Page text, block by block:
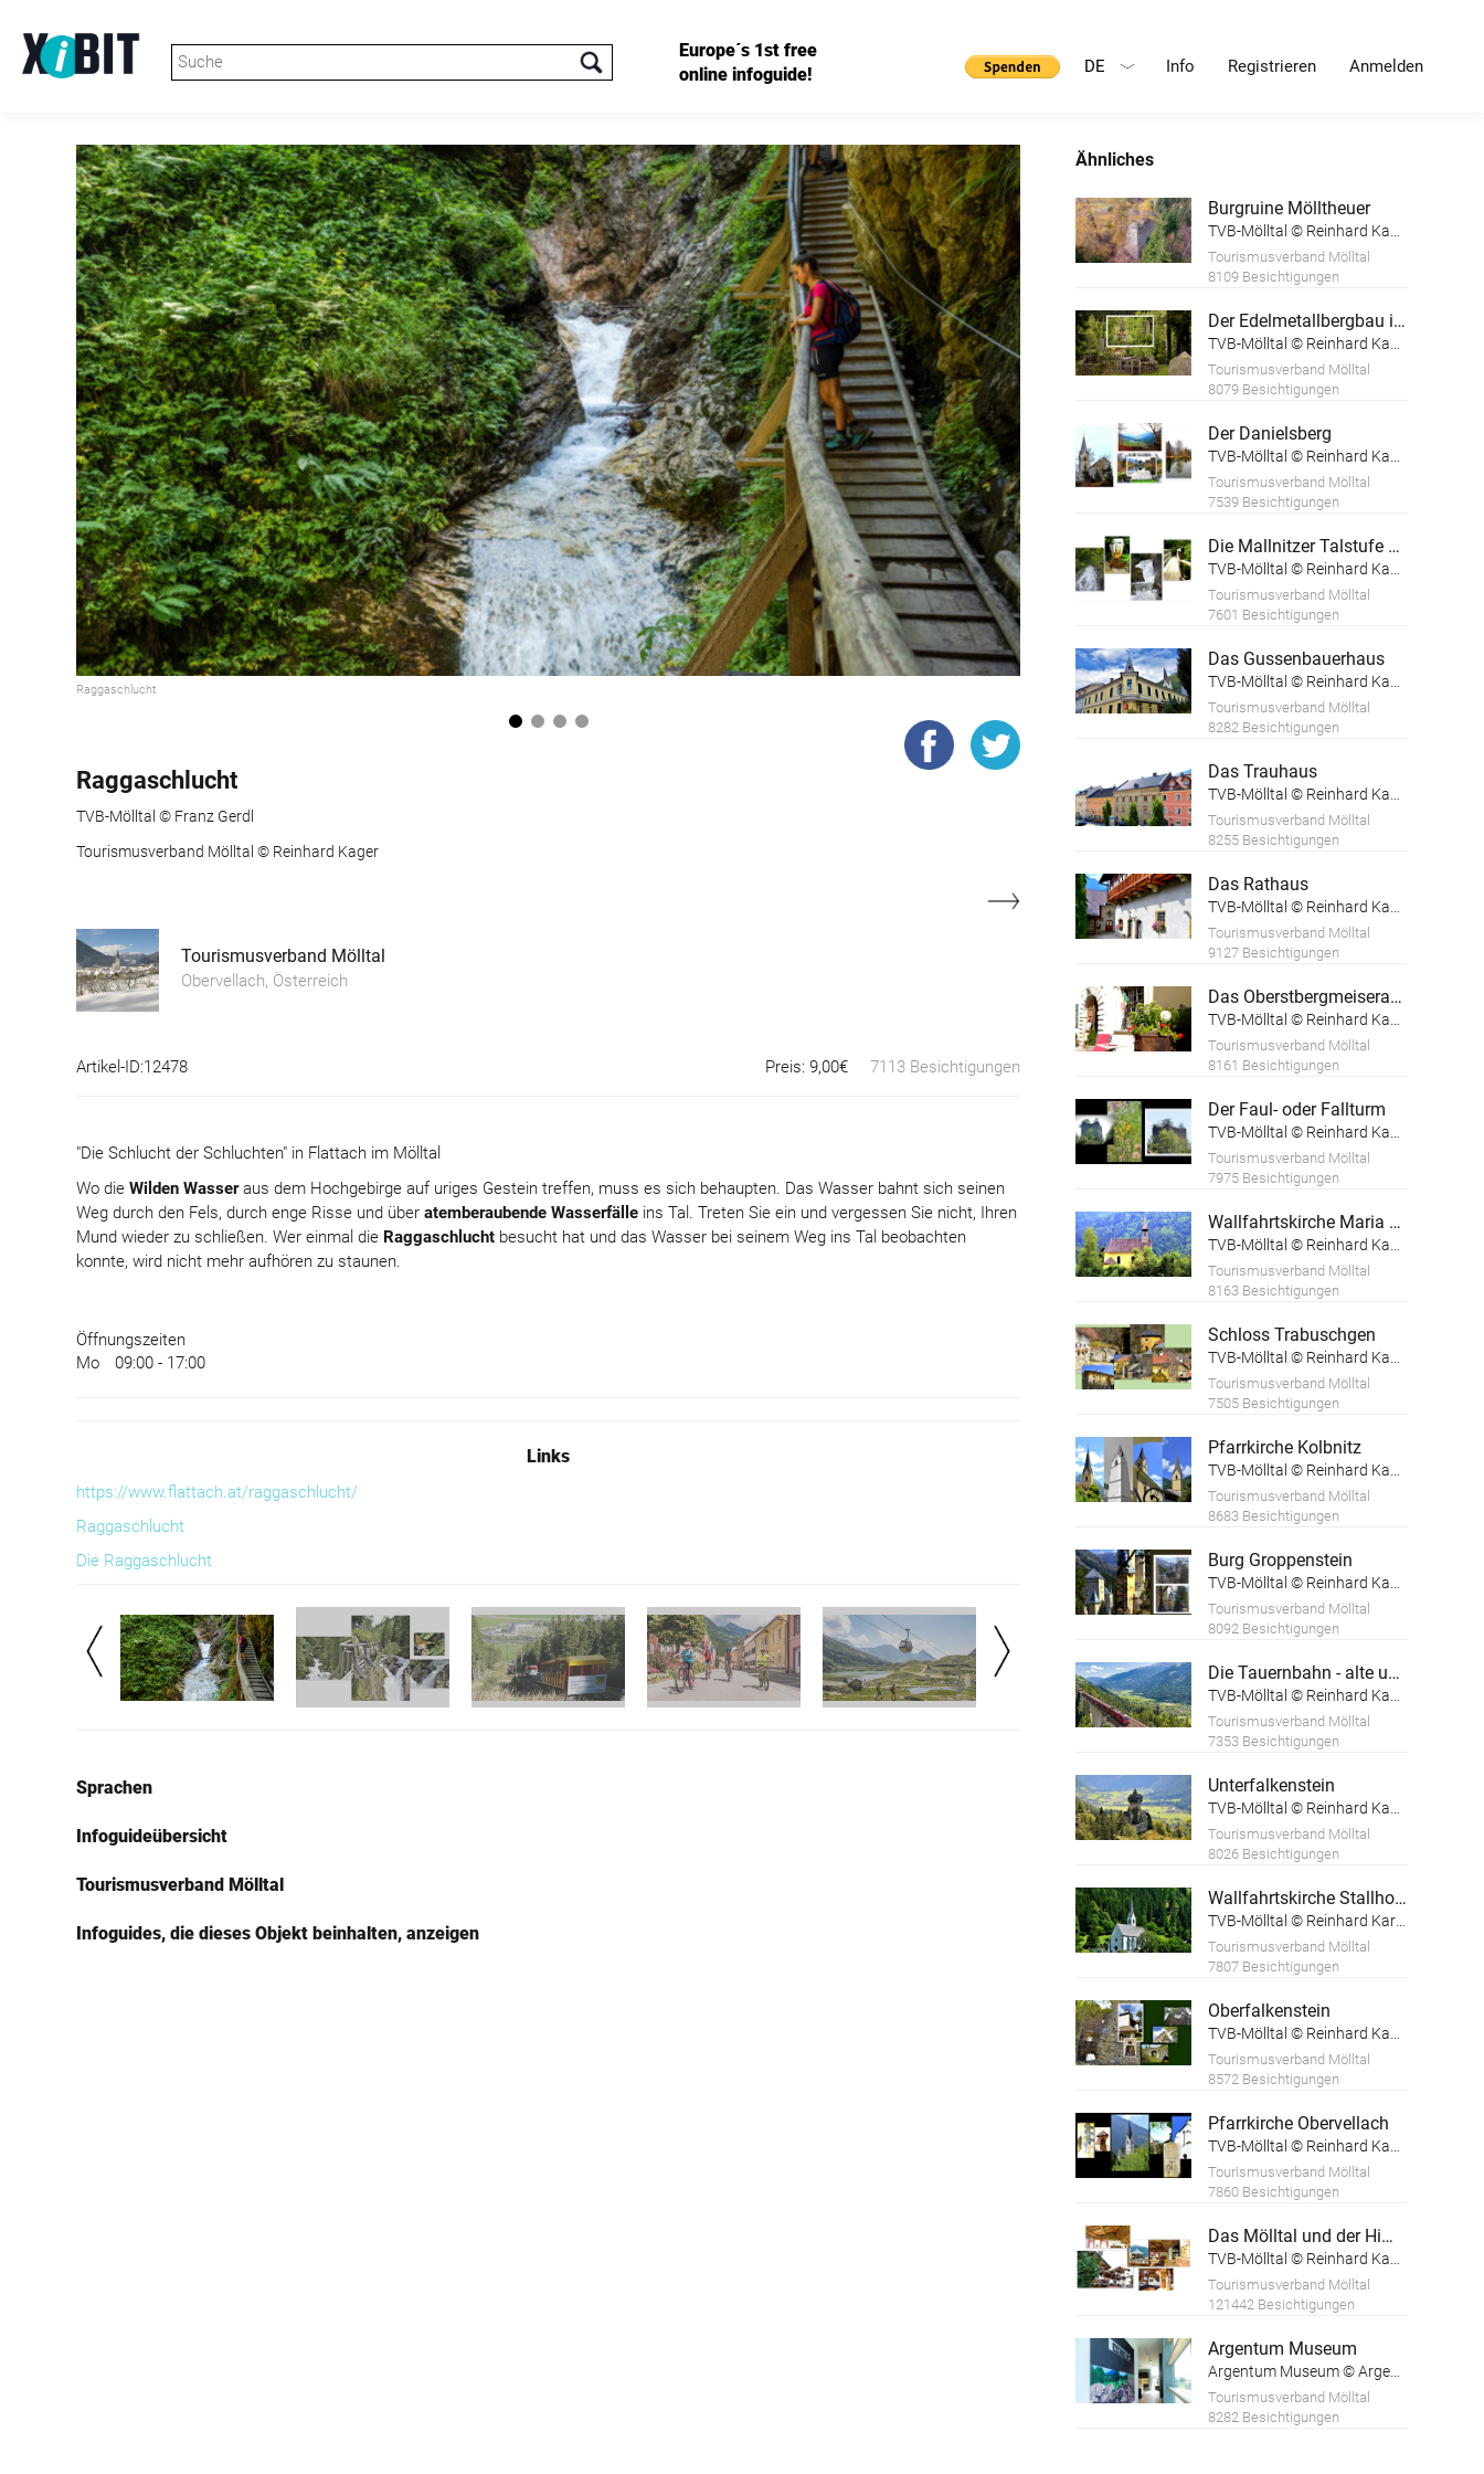
Europe´s 1st free
online infoguide!
Info Registrieren Anmelden
DE
Raggaschlucht
Raggaschlucht
TVB-Mölltal © Franz Gerdl
Tourismusverband Mölltal © Reinhard Kager
Tourismusverband Mölltal
Obervellach, Österreich
Artikel-ID:12478 7113 Besichtigungen
Preis: 9,00€
"Die Schlucht der Schluchten" in Flattach im Mölltal
Wo die Wilden Wasseraus dem Hochgebirge auf uriges Gestein treffen, muss es sich behaupten. Das Wasser bahnt sich seinen
Weg durch den Fels, durch enge Risse und über atemberaubende Wasserfälleins Tal. Treten Sie ein und vergessen Sie nicht, Ihren
Mund wieder zu schließen. Wer einmal die Raggaschluchtbesucht hat und das Wasser bei seinem Weg ins Tal beobachten
konnte, wird nicht mehr aufhören zu staunen.
Öffnungszeiten
Mo
09:00 - 17:00
Links
https://www.flattach.at/raggaschlucht/
Raggaschlucht
Die Raggaschlucht
Sprachen
Infoguideübersicht
Tourismusverband Mölltal
Infoguides, die dieses Objekt beinhalten, anzeigen
Ähnliches
Burgruine Mölltheuer
Tourismusverband Mölltal
8109 Besichtigungen
Der Edelmetallbergbau in der Teuchl
Tourismusverband Mölltal
8079 Besichtigungen
Der Danielsberg
Tourismusverband Mölltal
7539 Besichtigungen
Die Mallnitzer Talstufe und die Groppensteinschlucht
Tourismusverband Mölltal
7601 Besichtigungen
Das Gussenbauerhaus
Tourismusverband Mölltal
8282 Besichtigungen
Das Trauhaus
Tourismusverband Mölltal
8255 Besichtigungen
Das Rathaus
Tourismusverband Mölltal
9127 Besichtigungen
Das Oberstbergmeiseramt
Tourismusverband Mölltal
8161 Besichtigungen
Der Faul- oder Fallturm
Tourismusverband Mölltal
7975 Besichtigungen
Wallfahrtskirche Maria am Sandbichl
Tourismusverband Mölltal
8163 Besichtigungen
Schloss Trabuschgen
Tourismusverband Mölltal
7505 Besichtigungen
Pfarrkirche Kolbnitz
Tourismusverband Mölltal
8683 Besichtigungen
Burg Groppenstein
Tourismusverband Mölltal
8092 Besichtigungen
Die Tauernbahn - alte und neue Verkehrswege
Tourismusverband Mölltal
7353 Besichtigungen
Unterfalkenstein
Tourismusverband Mölltal
8026 Besichtigungen
Wallfahrtskirche Stallhofen
Tourismusverband Mölltal
7807 Besichtigungen
Oberfalkenstein
Tourismusverband Mölltal
8572 Besichtigungen
Pfarrkirche Obervellach
Tourismusverband Mölltal
7860 Besichtigungen
Das Mölltal und der Himmelbauer
Tourismusverband Mölltal
121442 Besichtigungen
Argentum Museum
Tourismusverband Mölltal
8282 Besichtigungen